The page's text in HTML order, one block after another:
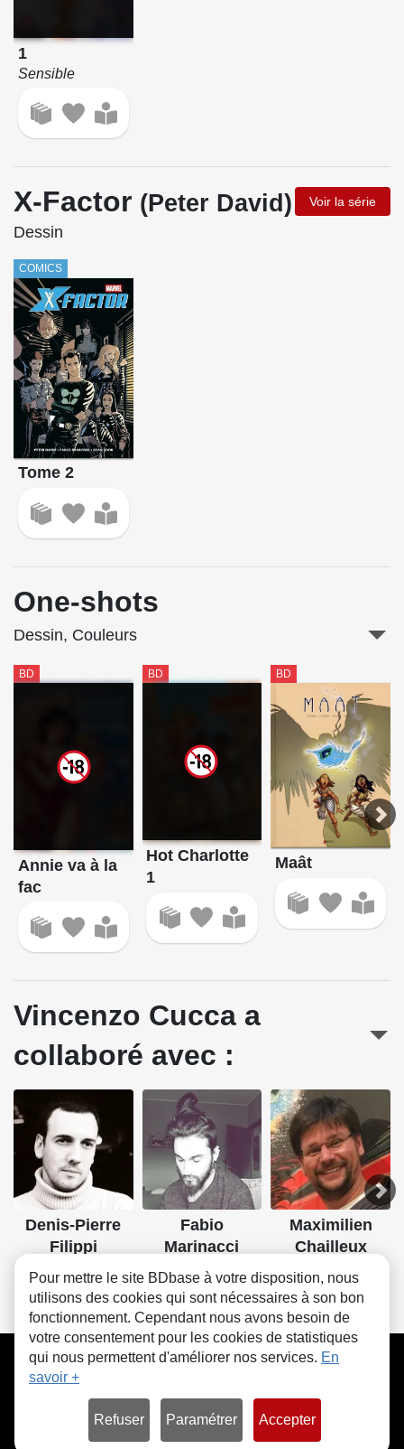
1
Sensible
X-Factor (Peter David) Voir la série
Dessin
COMICS
Tome 2
One-shots
Dessin, Couleurs
BD
Annie va à la
fac
BD
Hot Charlotte
1
BD
Maât
Vincenzo Cucca a
collaboré avec :
Denis-Pierre
Filippi
Fabio
Marinacci
Maximilien
Chailleux
CGU FAQ Contact Cookies
Pour mettre le site BDbase à votre disposition, nous
utilisons des cookies qui sont nécessaires à son bon
fonctionnement. Cependant nous avons besoin de
votre consentement pour les cookies de statistiques
qui nous permettent d'améliorer nos services. En
savoir +
Refuser Paramétrer Accepter